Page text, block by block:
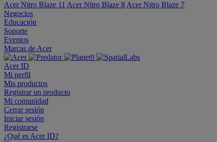
Acer Nitro Blaze 11 Acer Nitro Blaze 8 Acer Nitro Blaze 7
Negocios
Educación
Soporte
Eventos
Marcas de Acer
Acer ID
Mi perfil
Mis productos
Registrar un producto
Mi comunidad
Cerrar sesión
Iniciar sesión
Registrarse
¿Qué es Acer ID?